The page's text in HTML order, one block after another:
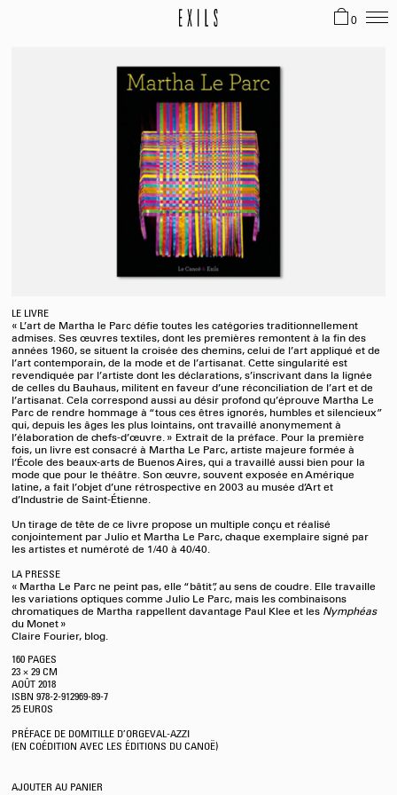
0
LE LIVRE
« L’art de Martha le Parc défie toutes les catégories traditionnellement
admises. Ses œuvres textiles, dont les premières remontent à la fin des
années 1960, se situent la croisée des chemins, celui de l’art appliqué et de
l’art contemporain, de la mode et de l’artisanat. Cette singularité est
revendiquée par l’artiste dont les déclarations, s’inscrivant dans la lignée
de celles du Bauhaus, militent en faveur d’une réconciliation de l’art et de
l’artisanat. Cela correspond aussi au désir profond qu’éprouve Martha Le
Parc de rendre hommage à “tous ces êtres ignorés, humbles et silencieux”
qui, depuis les âges les plus lointains, ont travaillé anonymement à
l’élaboration de chefs-d’œuvre. » Extrait de la préface. Pour la première
fois, un livre est consacré à Martha Le Parc, artiste majeure formée à
l’École des beaux-arts de Buenos Aires, qui a travaillé aussi bien pour la
mode que pour le théâtre. Son œuvre, souvent exposée en Amérique
latine, a fait l’objet d’une rétrospective en 2003 au musée d’Art et
d’Industrie de Saint-Étienne.
Un tirage de tête de ce livre propose un multiple conçu et réalisé
conjointement par Julio et Martha Le Parc, chaque exemplaire signé par
les artistes et numéroté de 1/40 à 40/40.
LA PRESSE
« Martha Le Parc ne peint pas, elle “bâtit”, au sens de coudre. Elle travaille
les variations optiques comme Julio Le Parc, mais les combinaisons
chromatiques de Martha rappellent davantage Paul Klee et les Nymphéas
du Monet »
Claire Fourier, blog.
160 PAGES
23 × 29 CM
AOÛT 2018
ISBN 978-2-912969-89-7
25 EUROS
PRÉFACE DE DOMITILLE D’ORGEVAL-AZZI
(EN COÉDITION AVEC LES ÉDITIONS DU CANOË)
AJOUTER AU PANIER